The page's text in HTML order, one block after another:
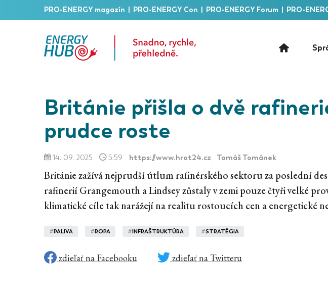
PRO-ENERGY magazín PRO-ENERGY Con PRO-ENERGY Forum PRO-
Británie přišla o dvě
prudce roste
14. 09. 2025 5:59 https://www.hrot24.cz, Tomáš Tománek
Británie zažívá nejprudší útlum rafinérského sektoru za poslední
rafinerií Grangemouth a Lindsey zůstaly v zemi pouze čtyři velké
klimatické cíle tak narážejí na realitu rostoucích cen a energetické
#PALIVA #ROPA #INFRAŠTRUKTÚRA #STRATÉGIA
zdieľať na Facebooku zdieľať na Twitteru